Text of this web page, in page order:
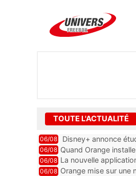
TOUTE L'ACTUALITÉ
06/08 Disney+ annonce
06/08 Quand Orange
06/08 La nouvelle
abonnés Freebox,
06/08 Orange mise sur une